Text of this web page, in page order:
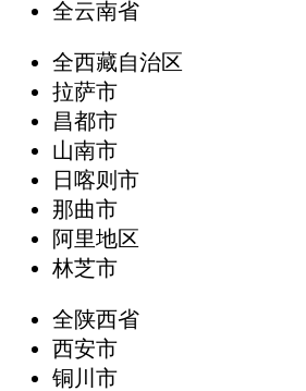
全云南省
全西藏自治区
拉萨市
昌都市
山南市
日喀则市
那曲市
阿里地区
林芝市
全陕西省
西安市
铜川市